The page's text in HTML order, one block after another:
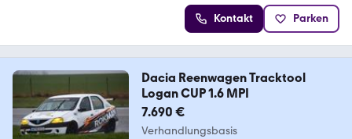
Kontakt Parken
Dacia Reenwagen Tracktool
Logan CUP 1.6 MPI
7.690 €
Verhandlungsbasis